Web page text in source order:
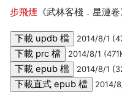
步飛煙 《武林客棧．星漣卷
2014/8/1
2014/8/1
2014/8/1
2014/